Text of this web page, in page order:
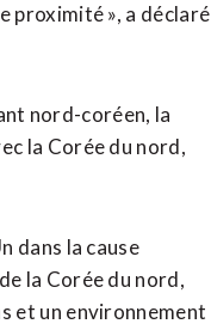
proximité », a déclaré
nord-coréen, la
la Corée du nord,
dans la cause
la Corée du nord,
et un environnement